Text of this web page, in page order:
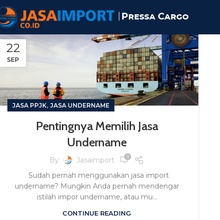
22
SEP
JASA PPJK, JASA UNDERNAME
Pentingnya Memilih Jasa
Undername
By Jasaimport 0
Sudah pernah menggunakan jasa import
undername? Mungkin Anda pernah mendengar
istilah impor undername, atau mu...
CONTINUE READING